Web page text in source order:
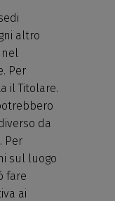
altro
nel
Per
il Titolare.
da
Per
sul luogo
fare
ai